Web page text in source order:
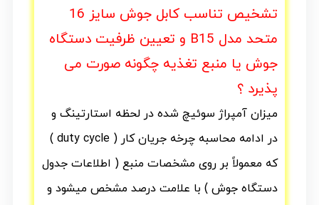
تشخیص تناسب کابل جوش سایز 16
متحد مدل B15 و تعیین ظرفیت دستگاه
جوش یا منبع تغذیه چگونه صورت می
پذیرد ؟
میزان آمپراژ سوئیچ شده در لحظه استارتینگ و
در ادامه محاسبه چرخه جریان کار ( duty cycle )
که معمولاً بر روی مشخصات منبع ( اطلاعات جدول
دستگاه جوش ) با علامت درصد مشخص میشود و